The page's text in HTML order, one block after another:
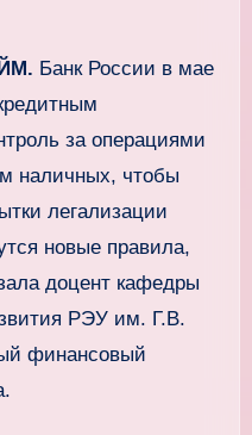
Банк России в мае
за операциями
наличных, чтобы
легализации
новые правила,
доцент кафедры
РЭУ им. Г.В.
финансовый